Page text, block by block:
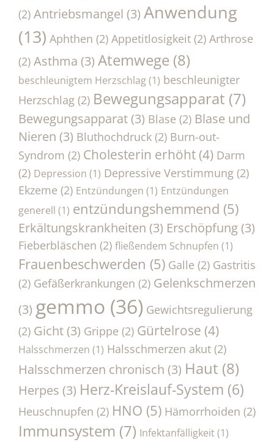
(2) Antriebsmangel (3) Anwendung
(13) Aphthen (2) Appetitlosigkeit (2) Arthrose
(2) Asthma (3) Atemwege (8)
beschleunigtem Herzschlag(1) beschleunigter
Herzschlag (2) Bewegungsapparat (7)
Bewegungsapparat (3) Blase (2) Blase und
Nieren (3) Bluthochdruck (2) Burn-out-
Syndrom (2) Cholesterin erhöht (4) Darm
(2) Depression (1) Depressive Verstimmung (2)
Ekzeme (2) Entzündungen (1) Entzündungen
generell (1) entzündungshemmend (5)
Erkältungskrankheiten (3) Erschöpfung (3)
Fieberbläschen (2) fließendem Schnupfen (1)
Frauenbeschwerden (5) Galle (2) Gastritis
(2) Gefäßerkrankungen (2) Gelenkschmerzen
(3) gemmo (36) Gewichtsregulierung
(2) Gicht (3) Grippe (2) Gürtelrose (4)
Halsschmerzen (1) Halsschmerzen akut (2)
Halsschmerzen chronisch (3) Haut (8)
Herpes (3) Herz-Kreislauf-System (6)
Heuschnupfen (2) HNO (5) Hämorrhoiden (2)
Immunsystem (7) Infektanfälligkeit(1)